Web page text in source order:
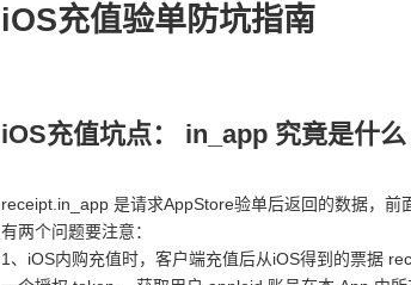
iOS充值验单防坑指南
iOS充值坑点： in_app 究竟是什么
receipt.in_app 是请求AppStore验单后返回的数据，前
有两个问题要注意：
1、iOS内购充值时，客户端充值后从iOS得到的票据